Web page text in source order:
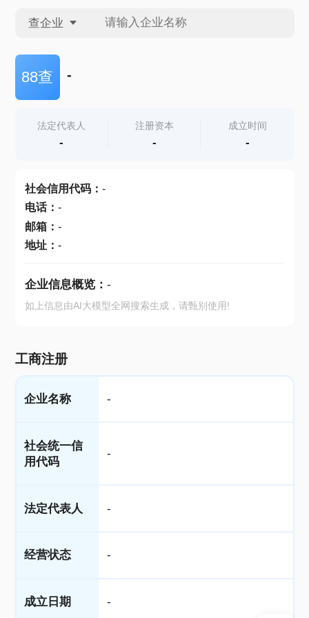
查企业
查企业
查产地
88查 -
法定代表人
-
注册资本
-
成立时间
-
社会信用代码： -
电话： -
邮箱： -
地址： -
企业信息概览： -
如上信息由AI大模型全网搜索生成，请甄别使用!
工商注册
企业名称 -
社会统一信
用代码
-
法定代表人 -
经营状态 -
成立日期 -